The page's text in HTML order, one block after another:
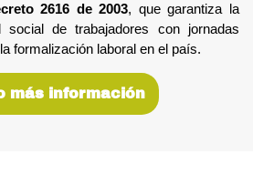
2616 de 2003, que garantiza la
social de trabajadores con jornadas
formalización laboral en el país.
más información